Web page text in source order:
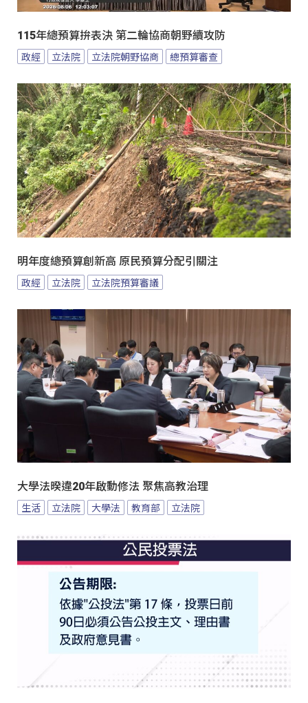
115年總預算拚表決 第二輪協商朝野續攻防
政經 立法院 立法院朝野協商 總預算審查
明年度總預算創新高 原民預算分配引關注
政經 立法院 立法院預算審議
大學法暌違20年啟動修法 聚焦高教治理
生活 立法院 大學法 教育部 立法院